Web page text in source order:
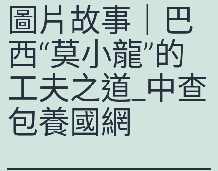
圖片故事｜巴
西“莫小龍”的
工夫之道_中查
包養國網